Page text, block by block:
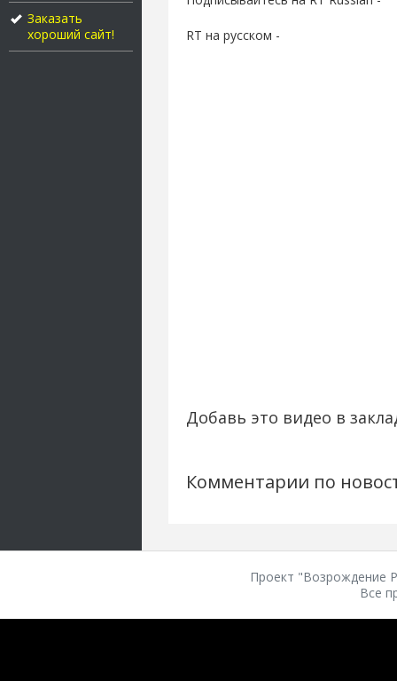
Заказать
хороший сайт!
RT на русском -
Добавь это видео в
Комментарии по
Проект "Возрождение
Все